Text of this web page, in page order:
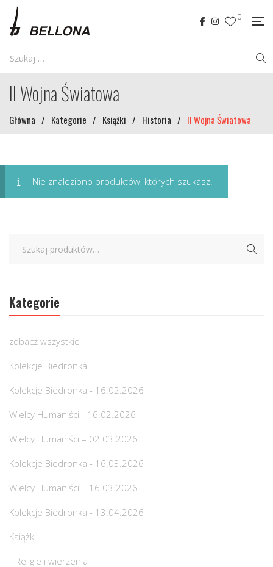
0
II Wojna Światowa
Główna / Kategorie / Książki / Historia / II Wojna Światowa
Nie znaleziono produktów, których szukasz.
Kategorie
zobacz wszystkie
Kolekcje Biedronka
Kolekcje Biedronka - 16.02.2026
Wielcy Humaniści - 16.02.2026
Wielcy Humaniści – 02.03.2026
Kolekcje Biedronka - 16.03.2026
Wielcy Humaniści – 16.03.2026
Kolekcje Biedronka - 13.04.2026
Książki
Religie i wierzenia